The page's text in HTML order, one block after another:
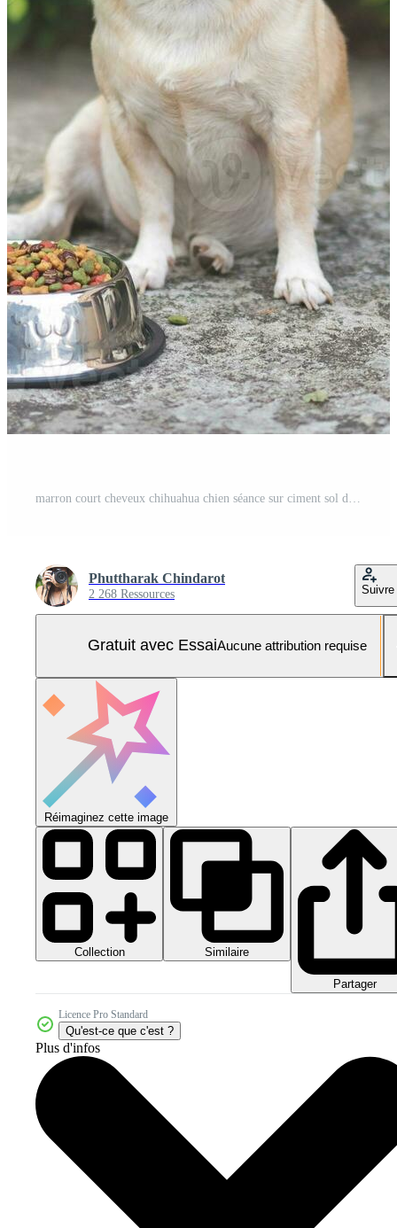
Phuttharak Chindarot
2 268 Ressources Suivre
Gratuit avec EssaiAucune attribution requise
Réimaginez cette image
Collection Similaire
Partager
Licence Pro Standard
Qu'est-ce que c'est ?
Plus d'infos